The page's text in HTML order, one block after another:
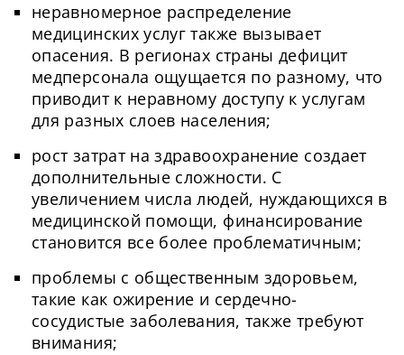
неравномерное распределение
медицинских услуг также вызывает
опасения. В регионах страны дефицит
медперсонала ощущается по разному, что
приводит к неравному доступу к услугам
для разных слоев населения;
рост затрат на здравоохранение создает
дополнительные сложности. С
увеличением числа людей, нуждающихся в
медицинской помощи, финансирование
становится все более проблематичным;
проблемы с общественным здоровьем,
такие как ожирение и сердечно-
сосудистые заболевания, также требуют
внимания;